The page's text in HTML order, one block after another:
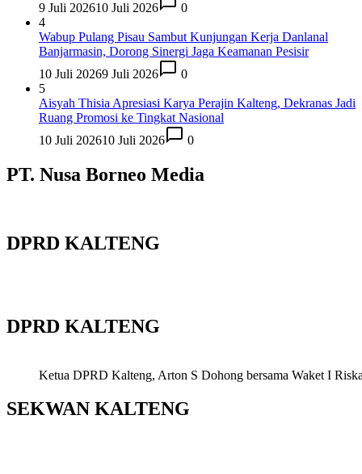
9 Juli 202610 Juli 2026
0
4
Wabup Pulang Pisau Sambut Kunjungan Kerja Danlanal
Banjarmasin, Dorong Sinergi Jaga Keamanan Pesisir
10 Juli 20269 Juli 2026
0
5
Aisyah Thisia Apresiasi Karya Perajin Kalteng, Dekranas Jadi
Ruang Promosi ke Tingkat Nasional
10 Juli 202610 Juli 2026 0
PT. Nusa Borneo Media
DPRD KALTENG
DPRD KALTENG
Ketua DPRD Kalteng, Arton S Dohong bersama Waket I
SEKWAN KALTENG